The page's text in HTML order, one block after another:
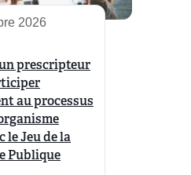
2026
prescripteur
au processus
le Jeu de la
Publique